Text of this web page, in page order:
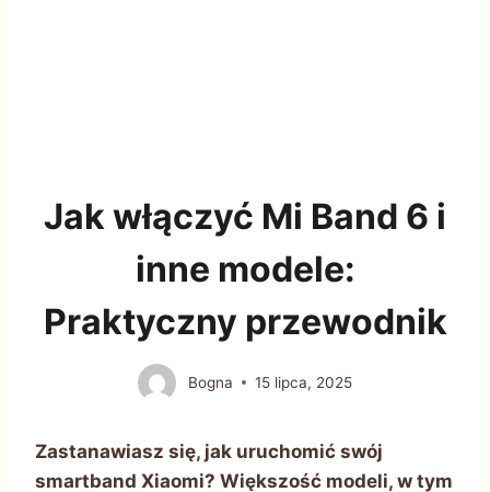
Jak włączyć Mi Band 6 i
inne modele:
Praktyczny przewodnik
Bogna 15 lipca, 2025
Zastanawiasz się, jak uruchomić swój
smartband Xiaomi? Większość modeli, w tym